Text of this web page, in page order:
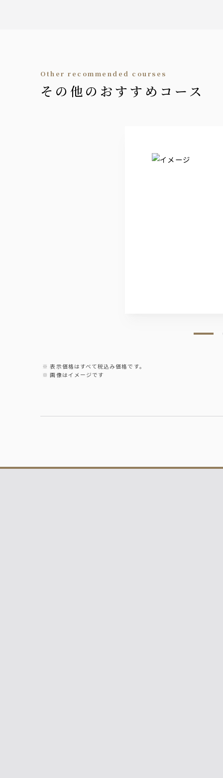
other recommended courses
その他のおすすめコース
表示価格はすべて税込み価格です。
画像はイメージです